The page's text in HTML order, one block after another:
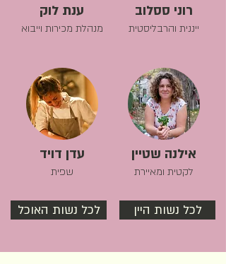
רוני ססלוב
ייננית והרבליסטית
אילנה שטיין
לקטית ומאיירת
ענת לוק
מנהלת מכירות וייבוא
עדן דויד
שפית
לכל נשות האוכל לכל נשות היין